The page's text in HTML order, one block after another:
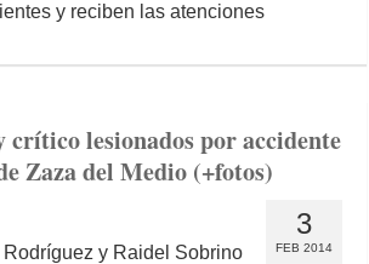
y reciben las atenciones
crítico lesionados por accidente
Zaza del Medio (+fotos)
3
FEB 2014
y Raidel Sobrino